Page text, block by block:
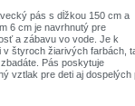
pás s dĺžkou 150 cm a
6 cm je navrhnutý pre
a zábavu vo vode. Je k
v štyroch žiarivých farbách,
Pás poskytuje
vztlak pre deti aj dospelých